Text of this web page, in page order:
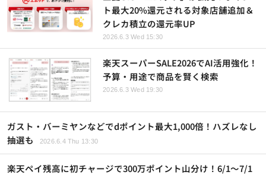
ト最大20%還元される対象店舗追加＆
クレカ積立の還元率UP
2026.6.3 Wed 15:30
楽天スーパーSALE2026でAI活用強化！
予算・用途で商品を賢く検索
2026.6.3 Wed 19:30
ガスト・バーミヤンなどでdポイント最大1,000倍！ハズレなし
抽選も
2026.6.4 Thu 13:30
楽天ペイ残高に初チャージで300万ポイント山分け！6/1～7/1